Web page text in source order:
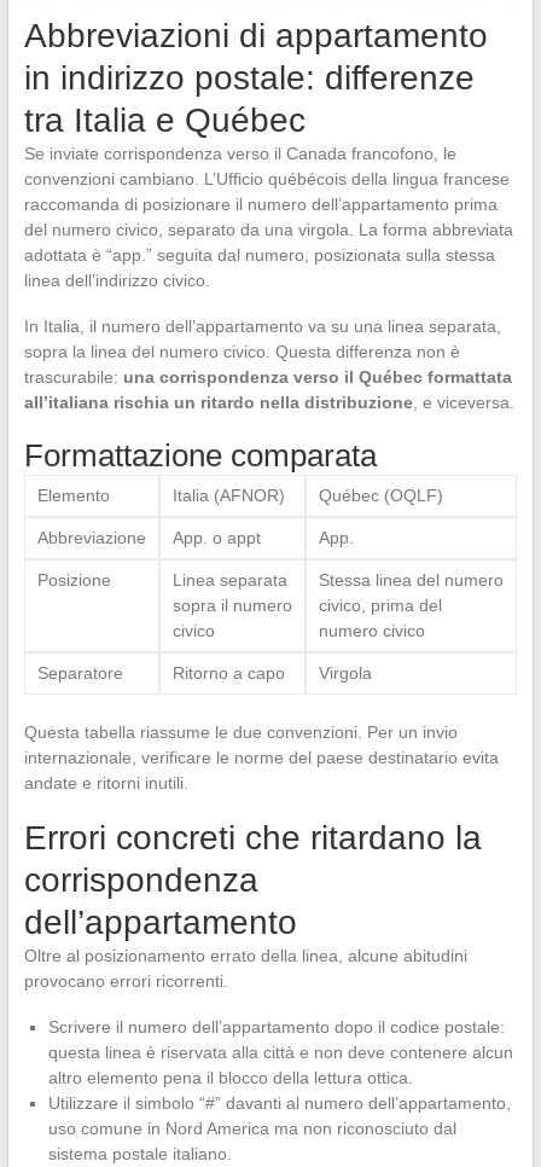
Abbreviazioni di appartamento
in indirizzo postale: differenze
tra Italia e Québec
Se inviate corrispondenza verso il Canada francofono, le
convenzioni cambiano. L’Ufficio québécois della lingua francese
raccomanda di posizionare il numero dell’appartamento prima
del numero civico, separato da una virgola. La forma abbreviata
adottata è “app.” seguita dal numero, posizionata sulla stessa
linea dell’indirizzo civico.
In Italia, il numero dell’appartamento va su una linea separata,
sopra la linea del numero civico. Questa differenza non è
trascurabile: una corrispondenza verso il Québec formattata
all’italiana rischia un ritardo nella distribuzione, e viceversa.
Formattazione comparata
Elemento Italia (AFNOR) Québec (OQLF)
Abbreviazione App. o appt App.
Posizione
Linea separata
sopra il numero
civico
Stessa linea del numero
civico, prima del
numero civico
Separatore Ritorno a capo Virgola
Questa tabella riassume le due convenzioni. Per un invio
internazionale, verificare le norme del paese destinatario evita
andate e ritorni inutili.
Errori concreti che ritardano la
corrispondenza
dell’appartamento
Oltre al posizionamento errato della linea, alcune abitudini
provocano errori ricorrenti.
Scrivere il numero dell’appartamento dopo il codice postale:
questa linea è riservata alla città e non deve contenere alcun
altro elemento pena il blocco della lettura ottica.
Utilizzare il simbolo “#” davanti al numero dell’appartamento,
uso comune in Nord America ma non riconosciuto dal
sistema postale italiano.